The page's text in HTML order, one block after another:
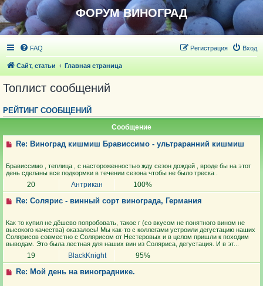
ФОРУМ ВИНОГРАД
FAQ Вход
Регистрация
Сайт, статьи Главная страница
Топлист сообщений
РЕЙТИНГ СООБЩЕНИЙ
Сообщение
Re: Виноград кишмиш Брависсимо - ультраранний кишмиш
Брависсимо , теплица , с настороженностью жду сезон дождей , вроде бы на этот
день сделаны все подкормки в течении сезона чтобы не было треска .
20 Антрикан 100%
Re: Солярис - винный сорт винограда, Германия
Как то купил не дёшево попробовать, такое г (со вкусом не понятного вином не
высокого качества) оказалось! Мы как-то с коллегами устроили дегустацию наших
Солярисов совместно с Солярисом от Нестеровых и в целом пришли к походим
выводам. Это была лестная для наших вин из Соляриса, дегустация. И в эт...
19 BlackKnight 95%
Re: Мой день на винограднике.